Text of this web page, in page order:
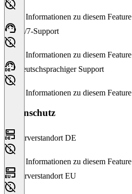
Keine Informationen zu diesem Feature
24/7-Support
Keine Informationen zu diesem Feature
Deutschsprachiger Support
Keine Informationen zu diesem Feature
Datenschutz
Serverstandort DE
Keine Informationen zu diesem Feature
Serverstandort EU